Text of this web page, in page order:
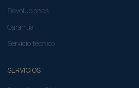
Devoluciones
Garantía
Servicio técnico
SERVICIOS